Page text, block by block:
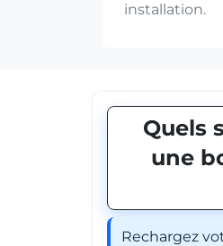
installation.
Quels
une
Rechargez